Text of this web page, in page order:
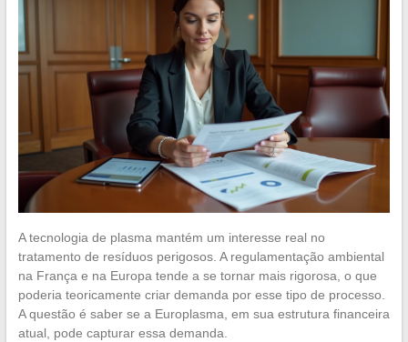
A tecnologia de plasma mantém um interesse real no
tratamento de resíduos perigosos. A regulamentação ambiental
na França e na Europa tende a se tornar mais rigorosa, o que
poderia teoricamente criar demanda por esse tipo de processo.
A questão é saber se a Europlasma, em sua estrutura financeira
atual, pode capturar essa demanda.